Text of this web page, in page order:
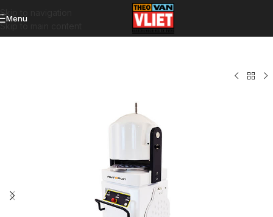
Skip to navigation
Skip to main content
Menu